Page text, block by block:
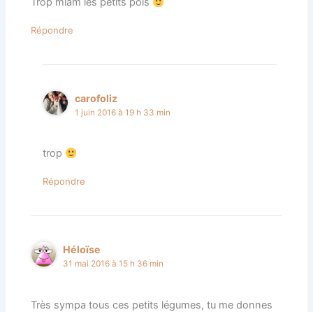
Répondre
carofoliz
1 juin 2016 à 19 h 33 min
trop
Répondre
Héloïse
31 mai 2016 à 15 h 36 min
Très sympa tous ces petits légumes, tu me donnes